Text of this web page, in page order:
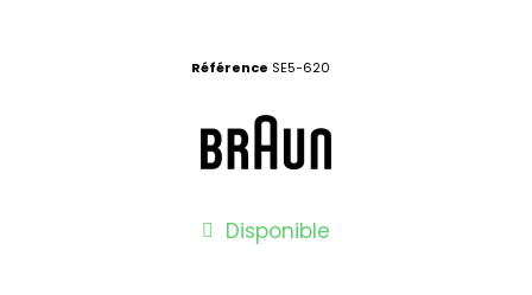
Référence SE5-620
Disponible